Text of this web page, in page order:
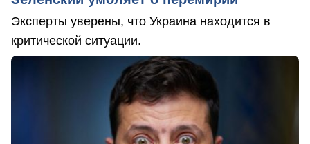
Эксперты уверены, что Украина находится в
критической ситуации.